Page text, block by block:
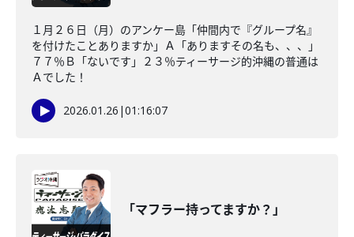
１月２６日（月）のアンケー島「仲間内で『グループ名』
を付けたことありますか」Ａ「ありますその名も、、、」
７７％Ｂ「ないです」２３％ティーサージ的沖縄の普通は
Ａでした！
2026.01.26 |01:16:07
「マフラー持ってますか？」